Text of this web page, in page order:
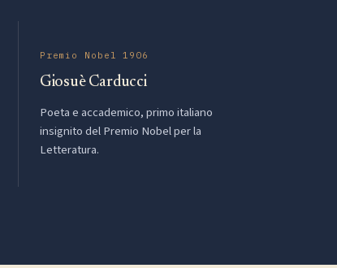
Premio Nobel 1906
Giosuè Carducci
Poeta e accademico, primo italiano
insignito del Premio Nobel per la
Letteratura.